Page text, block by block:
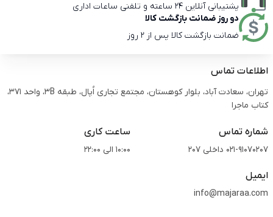
پشتیبانی آنلاین 24 ساعته و تلفنی ساعات اداری
دو روز ضمانت بازگشت کالا
ضمانت بازگشت کالا پس از 2 روز
اطلاعات تماس
تهران، سعادت آباد، بلوار کوهستان، مجتمع تجاری اُپال، طبقه 3B، واحد 371،
کتاب ماجرا
شماره تماس
021-91070207 داخلی 207
ساعت کاری
10:00 الی 22:00
ایمیل
info@majaraa.com